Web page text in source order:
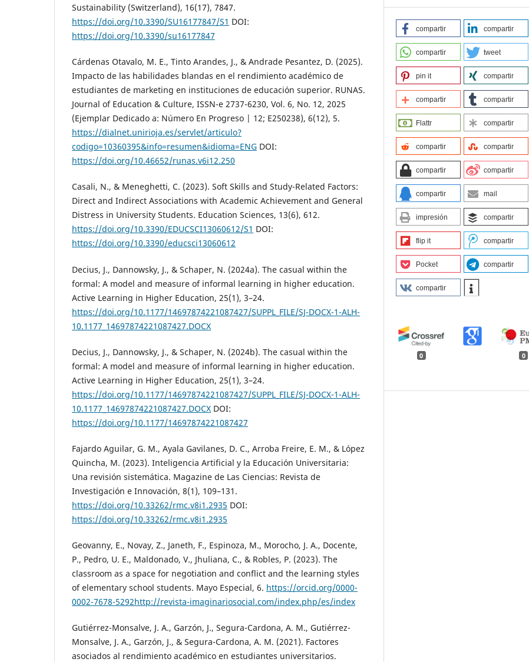
Sustainability (Switzerland), 16(17), 7847.
https://doi.org/10.3390/SU16177847/S1 DOI:
https://doi.org/10.3390/su16177847
Cárdenas Otavalo, M. E., Tinto Arandes, J., & Andrade Pesantez, D. (2025).
Impacto de las habilidades blandas en el rendimiento académico de
estudiantes de marketing en instituciones de educación superior. RUNAS.
Journal of Education & Culture, ISSN-e 2737-6230, Vol. 6, No. 12, 2025
(Ejemplar Dedicado a: Número En Progreso | 12; E250238), 6(12), 5.
https://dialnet.unirioja.es/servlet/articulo?
codigo=10360395&info=resumen&idioma=ENG DOI:
https://doi.org/10.46652/runas.v6i12.250
Casali, N., & Meneghetti, C. (2023). Soft Skills and Study-Related Factors:
Direct and Indirect Associations with Academic Achievement and General
Distress in University Students. Education Sciences, 13(6), 612.
https://doi.org/10.3390/EDUCSCI13060612/S1 DOI:
https://doi.org/10.3390/educsci13060612
Decius, J., Dannowsky, J., & Schaper, N. (2024a). The casual within the
formal: A model and measure of informal learning in higher education.
Active Learning in Higher Education, 25(1), 3–24.
https://doi.org/10.1177/14697874221087427/SUPPL_FILE/SJ-DOCX-1-ALH-
10.1177_14697874221087427.DOCX
Decius, J., Dannowsky, J., & Schaper, N. (2024b). The casual within the
formal: A model and measure of informal learning in higher education.
Active Learning in Higher Education, 25(1), 3–24.
https://doi.org/10.1177/14697874221087427/SUPPL_FILE/SJ-DOCX-1-ALH-
10.1177_14697874221087427.DOCX DOI:
https://doi.org/10.1177/14697874221087427
Fajardo Aguilar, G. M., Ayala Gavilanes, D. C., Arroba Freire, E. M., & López
Quincha, M. (2023). Inteligencia Artificial y la Educación Universitaria:
Una revisión sistemática. Magazine de Las Ciencias: Revista de
Investigación e Innovación, 8(1), 109–131.
https://doi.org/10.33262/rmc.v8i1.2935 DOI:
https://doi.org/10.33262/rmc.v8i1.2935
Geovanny, E., Novay, Z., Janeth, F., Espinoza, M., Morocho, J. A., Docente,
P., Pedro, U. E., Maldonado, V., Jhuliana, C., & Robles, P. (2023). The
classroom as a space for negotiation and conflict and the learning styles
of elementary school students. Mayo Especial, 6. https://orcid.org/0000-
0002-7678-5292http://revista-imaginariosocial.com/index.php/es/index
Gutiérrez-Monsalve, J. A., Garzón, J., Segura-Cardona, A. M., Gutiérrez-
Monsalve, J. A., Garzón, J., & Segura-Cardona, A. M. (2021). Factores
asociados al rendimiento académico en estudiantes universitarios.
compartir compartir
compartir tweet
pin it compartir
compartir compartir
Flattr compartir
compartir compartir
compartir compartir
compartir mail
impresión compartir
flip it compartir
Pocket compartir
compartir
0 0